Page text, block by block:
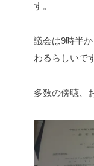
す。
議会は9時半
わるらしいで
多数の傍聴、